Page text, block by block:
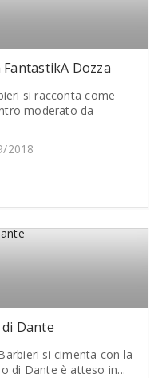
Dozza
si racconta come
moderato da
2018
Dante
si cimenta con la
di Dante è atteso in...